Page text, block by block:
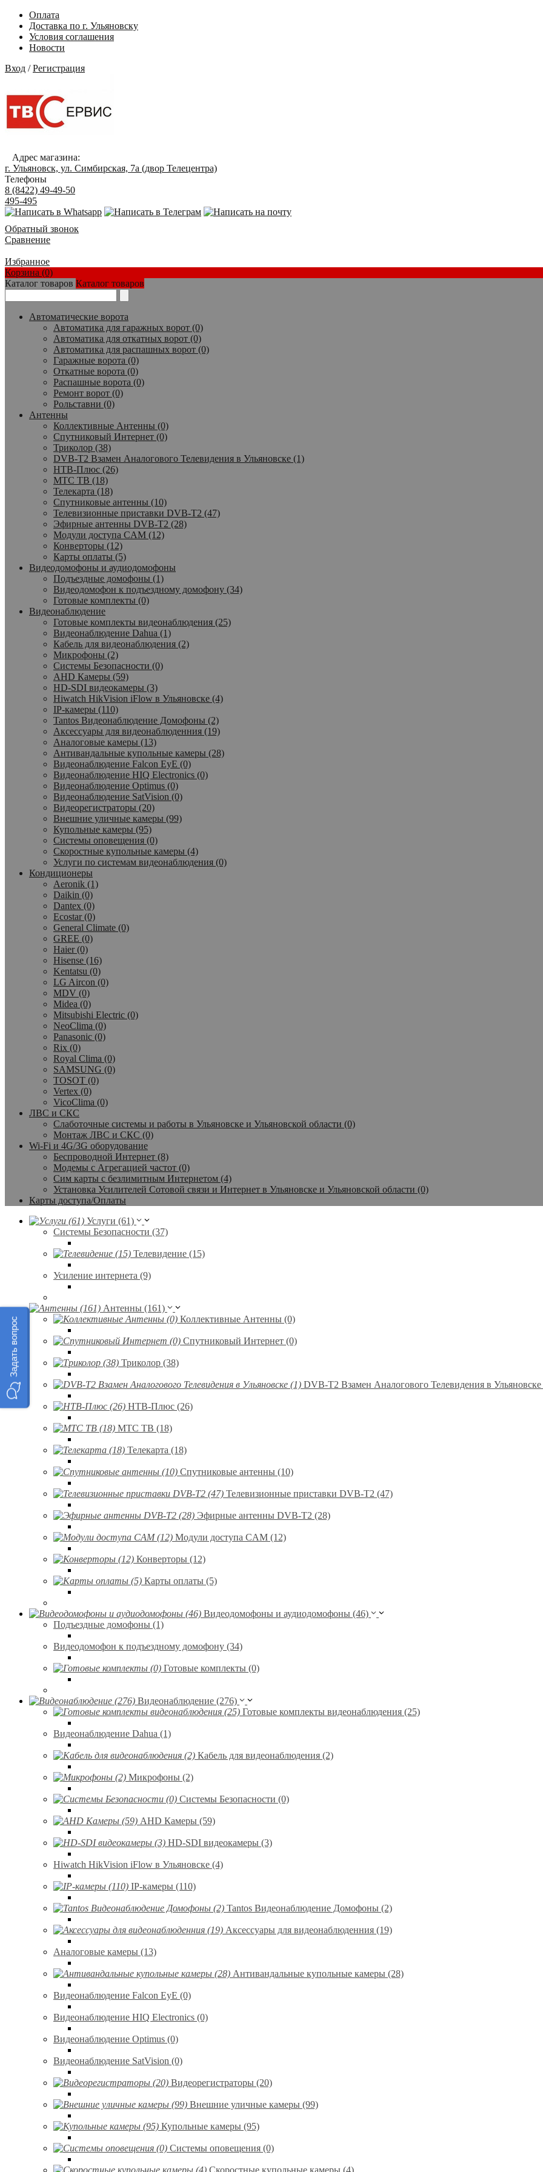
Оплата
Доставка по г. Ульяновску
Условия соглашения
Новости
Вход /Регистрация
Адрес магазина:
г. Ульяновск, ул. Симбирская, 7а (двор Телецентра)
Телефоны
8 (8422) 49-49-50
495-495
Обратный звонок
Сравнение
Избранное
Корзина (0)
Каталог товаров Каталог товаров
Автоматические ворота
Автоматика для гаражных ворот (0)
Автоматика для откатных ворот (0)
Автоматика для распашных ворот (0)
Гаражные ворота (0)
Откатные ворота (0)
Распашные ворота (0)
Ремонт ворот (0)
Рольставни (0)
Антенны
Коллективные Антенны (0)
Спутниковый Интернет (0)
Триколор (38)
DVB-T2 Взамен Аналогового Телевидения в Ульяновске (1)
НТВ-Плюс (26)
МТС ТВ (18)
Телекарта (18)
Спутниковые антенны (10)
Телевизионные приставки DVB-T2 (47)
Эфирные антенны DVB-T2 (28)
Модули доступа CAM (12)
Конверторы (12)
Карты оплаты (5)
Видеодомофоны и аудиодомофоны
Подъездные домофоны (1)
Видеодомофон к подъездному домофону (34)
Готовые комплекты (0)
Видеонаблюдение
Готовые комплекты видеонаблюдения (25)
Видеонаблюдение Dahua (1)
Кабель для видеонаблюдения (2)
Микрофоны (2)
Системы Безопасности (0)
AHD Камеры (59)
HD-SDI видеокамеры (3)
Hiwatch HikVision iFlow в Ульяновске (4)
IP-камеры (110)
Tantos Видеонаблюдение Домофоны (2)
Аксессуары для видеонаблюденния (19)
Аналоговые камеры (13)
Антивандальные купольные камеры (28)
Видеонаблюдение Falcon EyE (0)
Видеонаблюдение HIQ Electronics (0)
Видеонаблюдение Optimus (0)
Видеонаблюдение SatVision (0)
Видеорегистраторы (20)
Внешние уличные камеры (99)
Купольные камеры (95)
Системы оповещения (0)
Скоростные купольные камеры (4)
Услуги по системам видеонаблюдения (0)
Кондиционеры
Aeronik (1)
Daikin (0)
Dantex (0)
Ecostar (0)
General Climate (0)
GREE (0)
Haier (0)
Hisense (16)
Kentatsu (0)
LG Aircon (0)
MDV (0)
Midea (0)
Mitsubishi Electric (0)
NeoClima (0)
Panasonic (0)
Rix (0)
Royal Clima (0)
SAMSUNG (0)
TOSOT (0)
Vertex (0)
VicoClima (0)
ЛВС и СКС
Слаботочные системы и работы в Ульяновске и Ульяновской области (0)
Монтаж ЛВС и СКС (0)
Wi-Fi и 4G/3G оборудование
Беспроводной Интернет (8)
Модемы с Агрегацией частот (0)
Сим карты с безлимитным Интернетом (4)
Установка Усилителей Сотовой связи и Интернет в Ульяновске и Ульяновской области (0)
Карты доступа/Оплаты
Услуги (61)
Системы Безопасности (37)
Телевидение (15)
Усиление интернета (9)
Антенны (161)
Коллективные Антенны (0)
Спутниковый Интернет (0)
Триколор (38)
DVB-T2 Взамен Аналогового Телевидения в Ульяновске
НТВ-Плюс (26)
МТС ТВ (18)
Телекарта (18)
Спутниковые антенны (10)
Телевизионные приставки DVB-T2 (47)
Эфирные антенны DVB-T2 (28)
Модули доступа CAM (12)
Конверторы (12)
Карты оплаты (5)
Видеодомофоны и аудиодомофоны (46)
Подъездные домофоны (1)
Видеодомофон к подъездному домофону (34)
Готовые комплекты (0)
Видеонаблюдение (276)
Готовые комплекты видеонаблюдения (25)
Видеонаблюдение Dahua (1)
Кабель для видеонаблюдения (2)
Микрофоны (2)
Системы Безопасности (0)
AHD Камеры (59)
HD-SDI видеокамеры (3)
Hiwatch HikVision iFlow в Ульяновске (4)
IP-камеры (110)
Tantos Видеонаблюдение Домофоны (2)
Аксессуары для видеонаблюденния (19)
Аналоговые камеры (13)
Антивандальные купольные камеры (28)
Видеонаблюдение Falcon EyE (0)
Видеонаблюдение HIQ Electronics (0)
Видеонаблюдение Optimus (0)
Видеонаблюдение SatVision (0)
Видеорегистраторы (20)
Внешние уличные камеры (99)
Купольные камеры (95)
Системы оповещения (0)
Скоростные купольные камеры (4)
Задать вопрос